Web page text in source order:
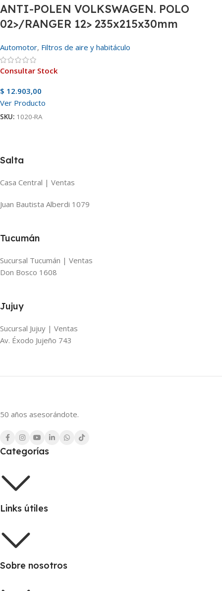
ANTI-POLEN VOLKSWAGEN. POLO
02>/RANGER 12> 235x215x30mm
Automotor, Filtros de aire y habitáculo
Consultar Stock
$ 12.903,00
Ver Producto
SKU: 1020-RA
Salta
Casa Central | Ventas
Juan Bautista Alberdi 1079
Tucumán
Sucursal Tucumán | Ventas
Don Bosco 1608
Jujuy
Sucursal Jujuy | Ventas
Av. Éxodo Jujeño 743
50 años asesorándote.
Categorías
Links útiles
Sobre nosotros